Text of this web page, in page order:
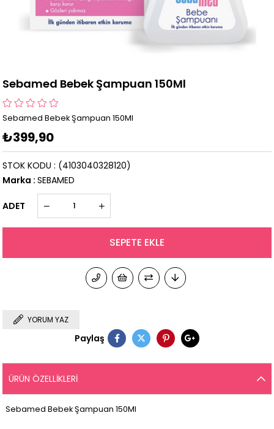
Sebamed Bebek Şampuan 150Ml
Sebamed Bebek Şampuan 150Ml
₺399,90
STOK KODU
(4103040328120)
Marka : SEBAMED
ADET
YORUM YAZ
Paylaş
ÜRÜN ÖZELLIKLERI
Sebamed Bebek Şampuan 150Ml